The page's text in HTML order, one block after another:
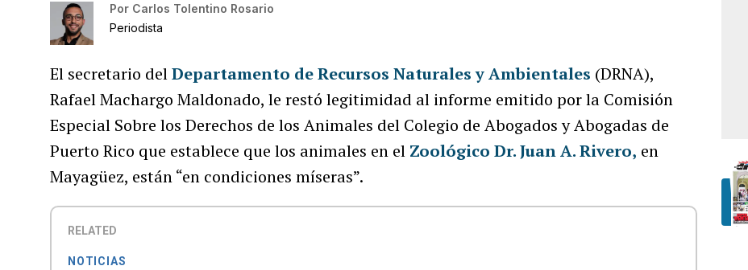
Por Carlos Tolentino Rosario
Periodista
El secretario delDepartamento de Recursos Naturales y Ambientales (DRNA),
Rafael Machargo Maldonado, le restó legitimidad al informe emitido por la Comisión
Especial Sobre los Derechos de los Animales del Colegio de Abogados y Abogadas de
Puerto Rico que establece que los animales en el Zoológico Dr. Juan A. Rivero, en
Mayagüez, están “en condiciones míseras”.
RELATED
NOTICIAS